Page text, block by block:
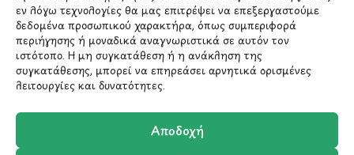
εν λόγω τεχνολογίες θα μας επιτρέψει να επεξεργαστούμε
δεδομένα προσωπικού χαρακτήρα, όπως συμπεριφορά
περιήγησης ή μοναδικά αναγνωριστικά σε αυτόν τον
ιστότοπο. Η μη συγκατάθεση ή η ανάκληση της
συγκατάθεσης, μπορεί να επηρεάσει αρνητικά ορισμένες
λειτουργίες και δυνατότητες.
Αποδοχή